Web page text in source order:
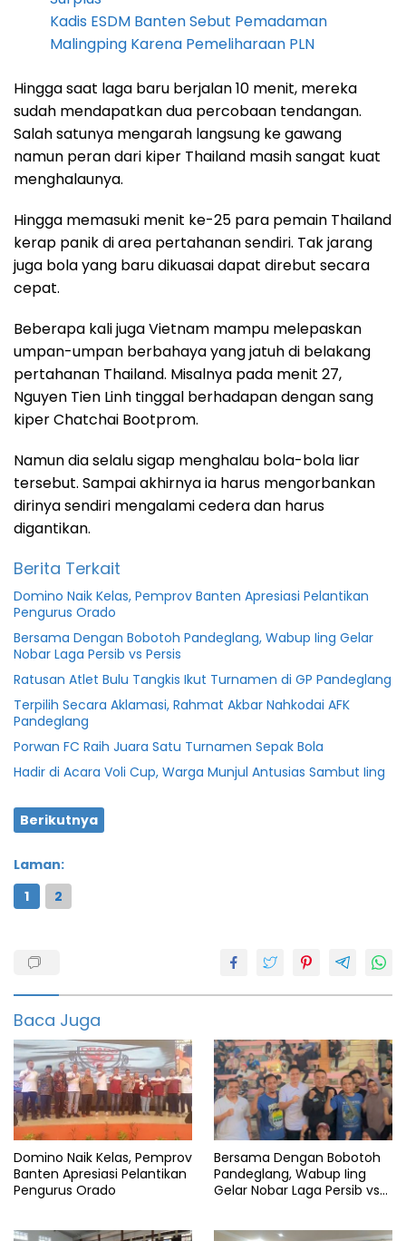
Kadis ESDM Banten Sebut Pemadaman
Malingping Karena Pemeliharaan PLN
Hingga saat laga baru berjalan 10 menit, mereka
sudah mendapatkan dua percobaan tendangan.
Salah satunya mengarah langsung ke gawang
namun peran dari kiper Thailand masih sangat kuat
menghalaunya.
Hingga memasuki menit ke-25 para pemain Thailand
kerap panik di area pertahanan sendiri. Tak jarang
juga bola yang baru dikuasai dapat direbut secara
cepat.
Beberapa kali juga Vietnam mampu melepaskan
umpan-umpan berbahaya yang jatuh di belakang
pertahanan Thailand. Misalnya pada menit 27,
Nguyen Tien Linh tinggal berhadapan dengan sang
kiper Chatchai Bootprom.
Namun dia selalu sigap menghalau bola-bola liar
tersebut. Sampai akhirnya ia harus mengorbankan
dirinya sendiri mengalami cedera dan harus
digantikan.
Berita Terkait
Domino Naik Kelas, Pemprov Banten Apresiasi Pelantikan
Pengurus Orado
Bersama Dengan Bobotoh Pandeglang, Wabup Iing Gelar
Nobar Laga Persib vs Persis
Ratusan Atlet Bulu Tangkis Ikut Turnamen di GP Pandeglang
Terpilih Secara Aklamasi, Rahmat Akbar Nahkodai AFK
Pandeglang
Porwan FC Raih Juara Satu Turnamen Sepak Bola
Hadir di Acara Voli Cup, Warga Munjul Antusias Sambut Iing
Berikutnya
Laman:
1
2
Indonesia
Piala
Semi
Thailand
Vietnam
Baca Juga
Domino Naik Kelas, Pemprov
Banten Apresiasi Pelantikan
Pengurus Orado
Bersama Dengan Bobotoh
Pandeglang, Wabup Iing
Gelar Nobar Laga Persib vs